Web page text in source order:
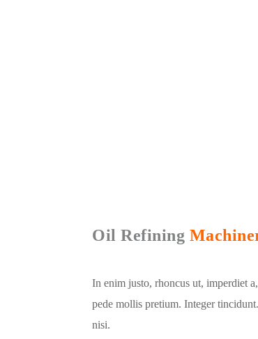
Oil Refining
In enim justo, rhoncus ut, imperdiet
pede mollis pretium. Integer
nisi.